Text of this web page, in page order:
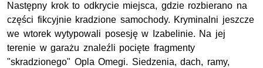
Następny krok to odkrycie miejsca, gdzie rozbierano na
części fikcyjnie kradzione samochody. Kryminalni jeszcze
we wtorek wytypowali posesję w Izabelinie. Na jej
terenie w garażu znaleźli pocięte fragmenty
"skradzionego" Opla Omegi. Siedzenia, dach, ramy,